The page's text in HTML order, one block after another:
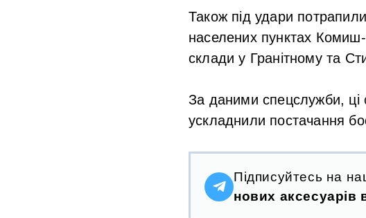
Також під удари
населених пунктах Комиш-
склади у Гранітному та
За даними спецслужби, ці
ускладнили постачання
Підписуйтесь на
нових аксесуарів